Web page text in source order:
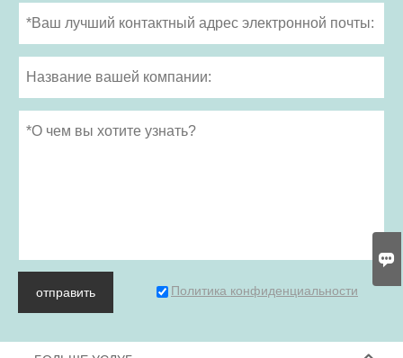
отправить Политика конфиденциальности
